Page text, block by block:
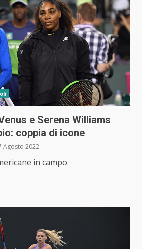
e Serena Williams
coppia di icone
Agosto 2022
in campo